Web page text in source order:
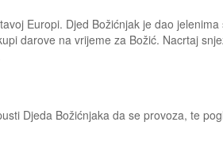
Europi. Djed Božićnjak je dao
darove na vrijeme za Božić. Nacrtaj
Djeda Božićnjaka da se provoza, te